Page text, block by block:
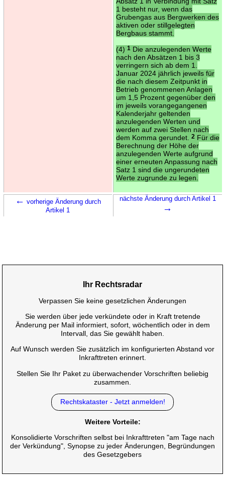
1 besteht nur, wenn das
Grubengas aus Bergwerken des
aktiven oder stillgelegten
Bergbaus stammt.
(4) 1Die anzulegenden Werte
nach den Absätzen 1 bis 3
verringern sich ab dem 1.
Januar 2024 jährlich jeweils für
die nach diesem Zeitpunkt in
Betrieb genommenen Anlagen
um 1,5 Prozent gegenüber den
im jeweils vorangegangenen
Kalenderjahr geltenden
anzulegenden Werten und
werden auf zwei Stellen nach
dem Komma gerundet.
2Für die
Berechnung der Höhe der
anzulegenden Werte aufgrund
einer erneuten Anpassung nach
Satz 1 sind die ungerundeten
Werte zugrunde zu legen.
← vorherige Änderung durch
Artikel 1
nächste Änderung durch Artikel 1
→
Ihr Rechtsradar
Verpassen Sie keine gesetzlichen Änderungen
Sie werden über jede verkündete oder in Kraft tretende
Änderung per Mail informiert, sofort, wöchentlich oder in dem
Intervall, das Sie gewählt haben.
Auf Wunsch werden Sie zusätzlich im konfigurierten Abstand vor
Inkrafttreten erinnert.
Stellen Sie Ihr Paket zu überwachender Vorschriften beliebig
zusammen.
Rechtskataster - Jetzt anmelden!
Weitere Vorteile:
Konsolidierte Vorschriften selbst bei Inkrafttreten "am Tage nach
der Verkündung", Synopse zu jeder Änderungen, Begründungen
des Gesetzgebers